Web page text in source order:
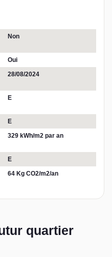
Non
Oui
28/08/2024
E
E
329 kWh/m2 par an
E
64 Kg CO2/m2/an
quartier